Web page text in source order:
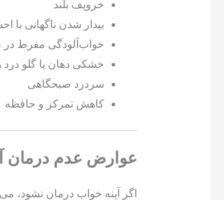
خروپف بلند
بیدار شدن ناگهانی
خواب‌آلودگی مفرط در
خشکی دهان یا گلو درد
سردرد صبحگاهی
کاهش تمرکز و حافظه
عوارض عدم درمان
اگر آپنه خواب درمان نشود،